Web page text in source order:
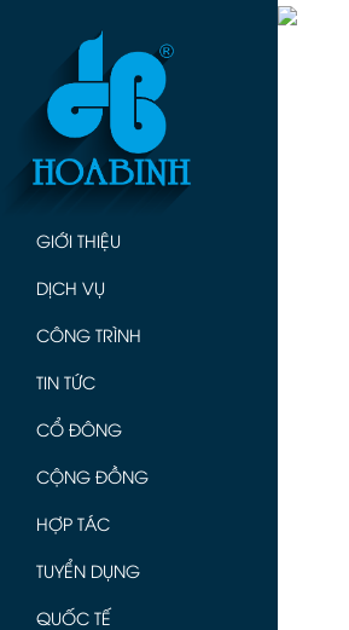
GIỚI THIỆU
DỊCH VỤ
CÔNG TRÌNH
TIN TỨC
CỔ ĐÔNG
CỘNG ĐỒNG
HỢP TÁC
TUYỂN DỤNG
QUỐC TẾ